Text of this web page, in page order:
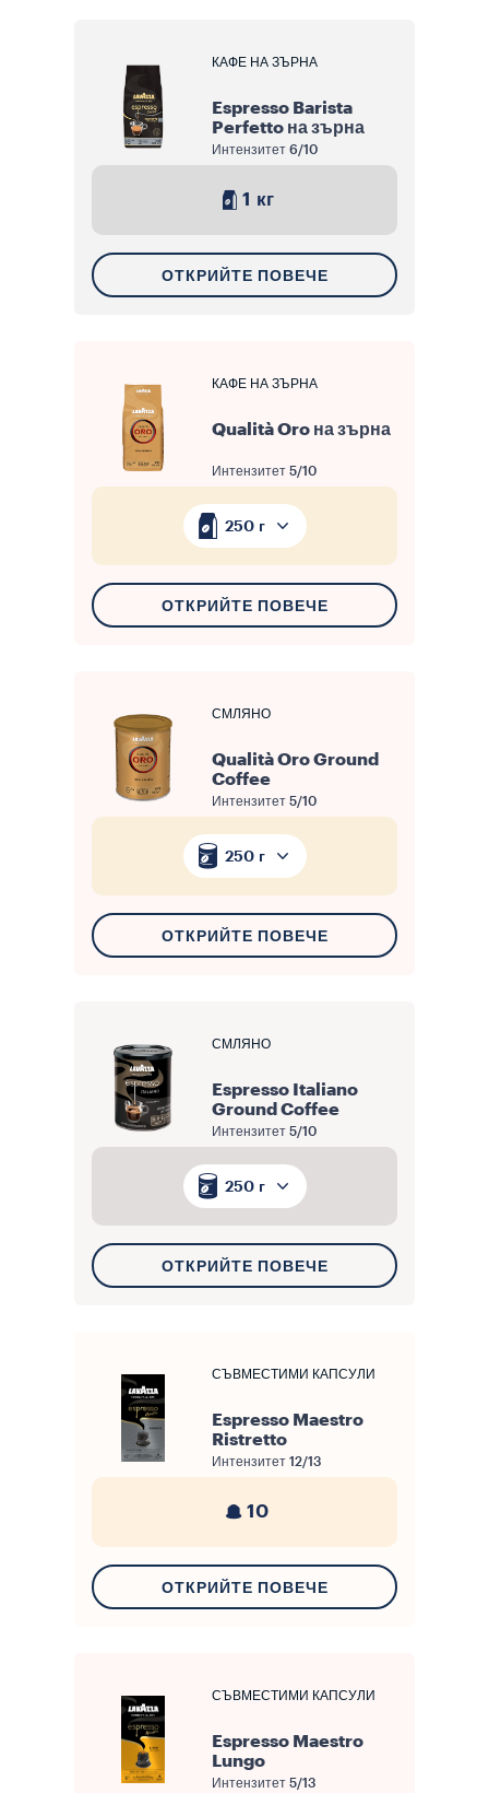
КАФЕ НА ЗЪРНА
Espresso Barista
Perfetto на зърна
Интензитет 6/10
1 кг
ОТКРИЙТЕ ПОВЕЧЕ
КАФЕ НА ЗЪРНА
Qualità Oro на зърна
Интензитет 5/10
250 г
ОТКРИЙТЕ ПОВЕЧЕ
СМЛЯНО
Qualità Oro Ground
Coffee
Интензитет 5/10
250 г
ОТКРИЙТЕ ПОВЕЧЕ
СМЛЯНО
Espresso Italiano
Ground Coffee
Интензитет 5/10
250 г
ОТКРИЙТЕ ПОВЕЧЕ
СЪВМЕСТИМИ КАПСУЛИ
Espresso Maestro
Ristretto
Интензитет 12/13
10
ОТКРИЙТЕ ПОВЕЧЕ
СЪВМЕСТИМИ КАПСУЛИ
Espresso Maestro
Lungo
Интензитет 5/13